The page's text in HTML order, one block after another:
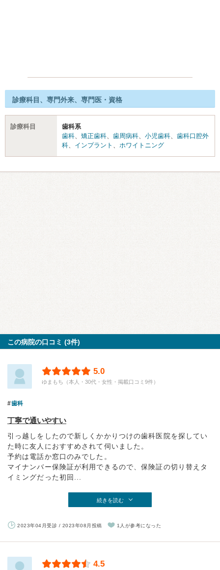
診療科目、専門外来、専門医・資格
診療科目
歯科系
歯科
矯正歯科 歯周病科 小児歯科
歯科口腔外
科
インプラント ホワイトニング
この病院の口コミ (3件)
5.0
ゆまもち（本人・30代・女性・掲載口コミ9件）
歯科
丁寧で通いやすい
引っ越しをしたので新しくかかりつけの歯科医院を探してい
た時に友人におすすめされて伺いました。
予約は電話か窓口のみでした。
マイナンバー保険証が利用できるので、保険証の切り替えタ
イミングだった初回...
続きを読む
2023年04月受診 / 2023年08月投稿 1人が参考になった
4.5